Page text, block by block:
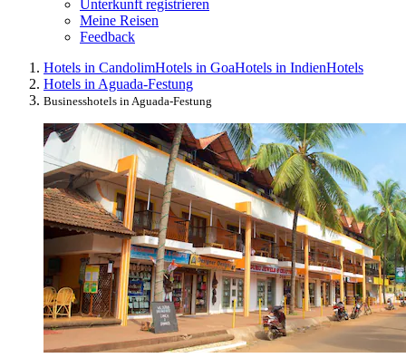
Unterkunft registrieren
Meine Reisen
Feedback
Hotels in CandolimHotels in GoaHotels in IndienHotels
Hotels in Aguada-Festung
Businesshotels in Aguada-Festung